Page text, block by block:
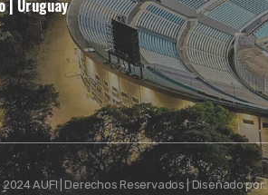
| Uruguay
AUFI | Derechos Reservados | Diseñado por: